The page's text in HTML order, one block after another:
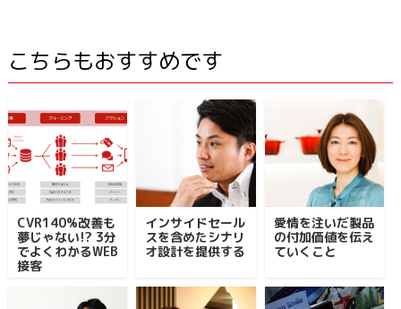
こちらもおすすめです
CVR140%改善も
夢じゃない!? 3分
でよくわかるWEB
接客
インサイドセール
スを含めたシナリ
オ設計を提供する
愛情を注いだ製品
の付加価値を伝え
ていくこと